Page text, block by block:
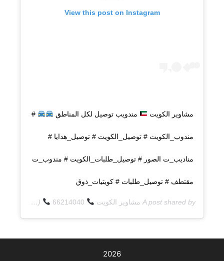
View this post on Instagram
مشاوير الكويت مندويب توصيل لكل المناطق #
مندوب_الكويت # توصيل_الكويت # توصيل_هدايا #
مناديب_ت الصور # توصيل_طلبات_الكويت # مندوب_ت
مقتطف # توصيل_طلبات # كويتيات_ذوق
A post shared by مشاوير الكويت (@q8deliverycom) on
2026